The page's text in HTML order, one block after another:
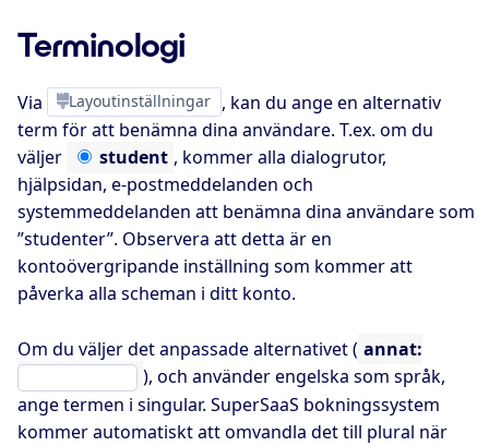
Terminologi
Via Layoutinställningar , kan du ange en alternativ
term för att benämna dina användare. T.ex. om du
väljer
student , kommer alla dialogrutor,
hjälpsidan, e-postmeddelanden och
systemmeddelanden att benämna dina användare som
”studenter”. Observera att detta är en
kontoövergripande inställning som kommer att
påverka alla scheman i ditt konto.
Om du väljer det anpassade alternativet ( annat:
), och använder engelska som språk,
ange termen i singular. SuperSaaS bokningssystem
kommer automatiskt att omvandla det till plural när